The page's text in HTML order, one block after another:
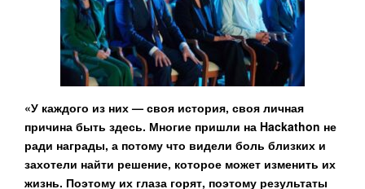
«У каждого из них — своя история, своя личная
причина быть здесь. Многие пришли на Hackathon не
ради награды, а потому что видели боль близких и
захотели найти решение, которое может изменить их
жизнь. Поэтому их глаза горят, поэтому результаты